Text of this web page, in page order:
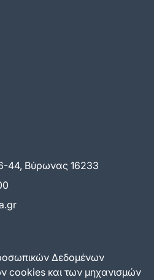
44, Βύρωνας 16233
Δεδομένων
cookies και των μηχανισμών